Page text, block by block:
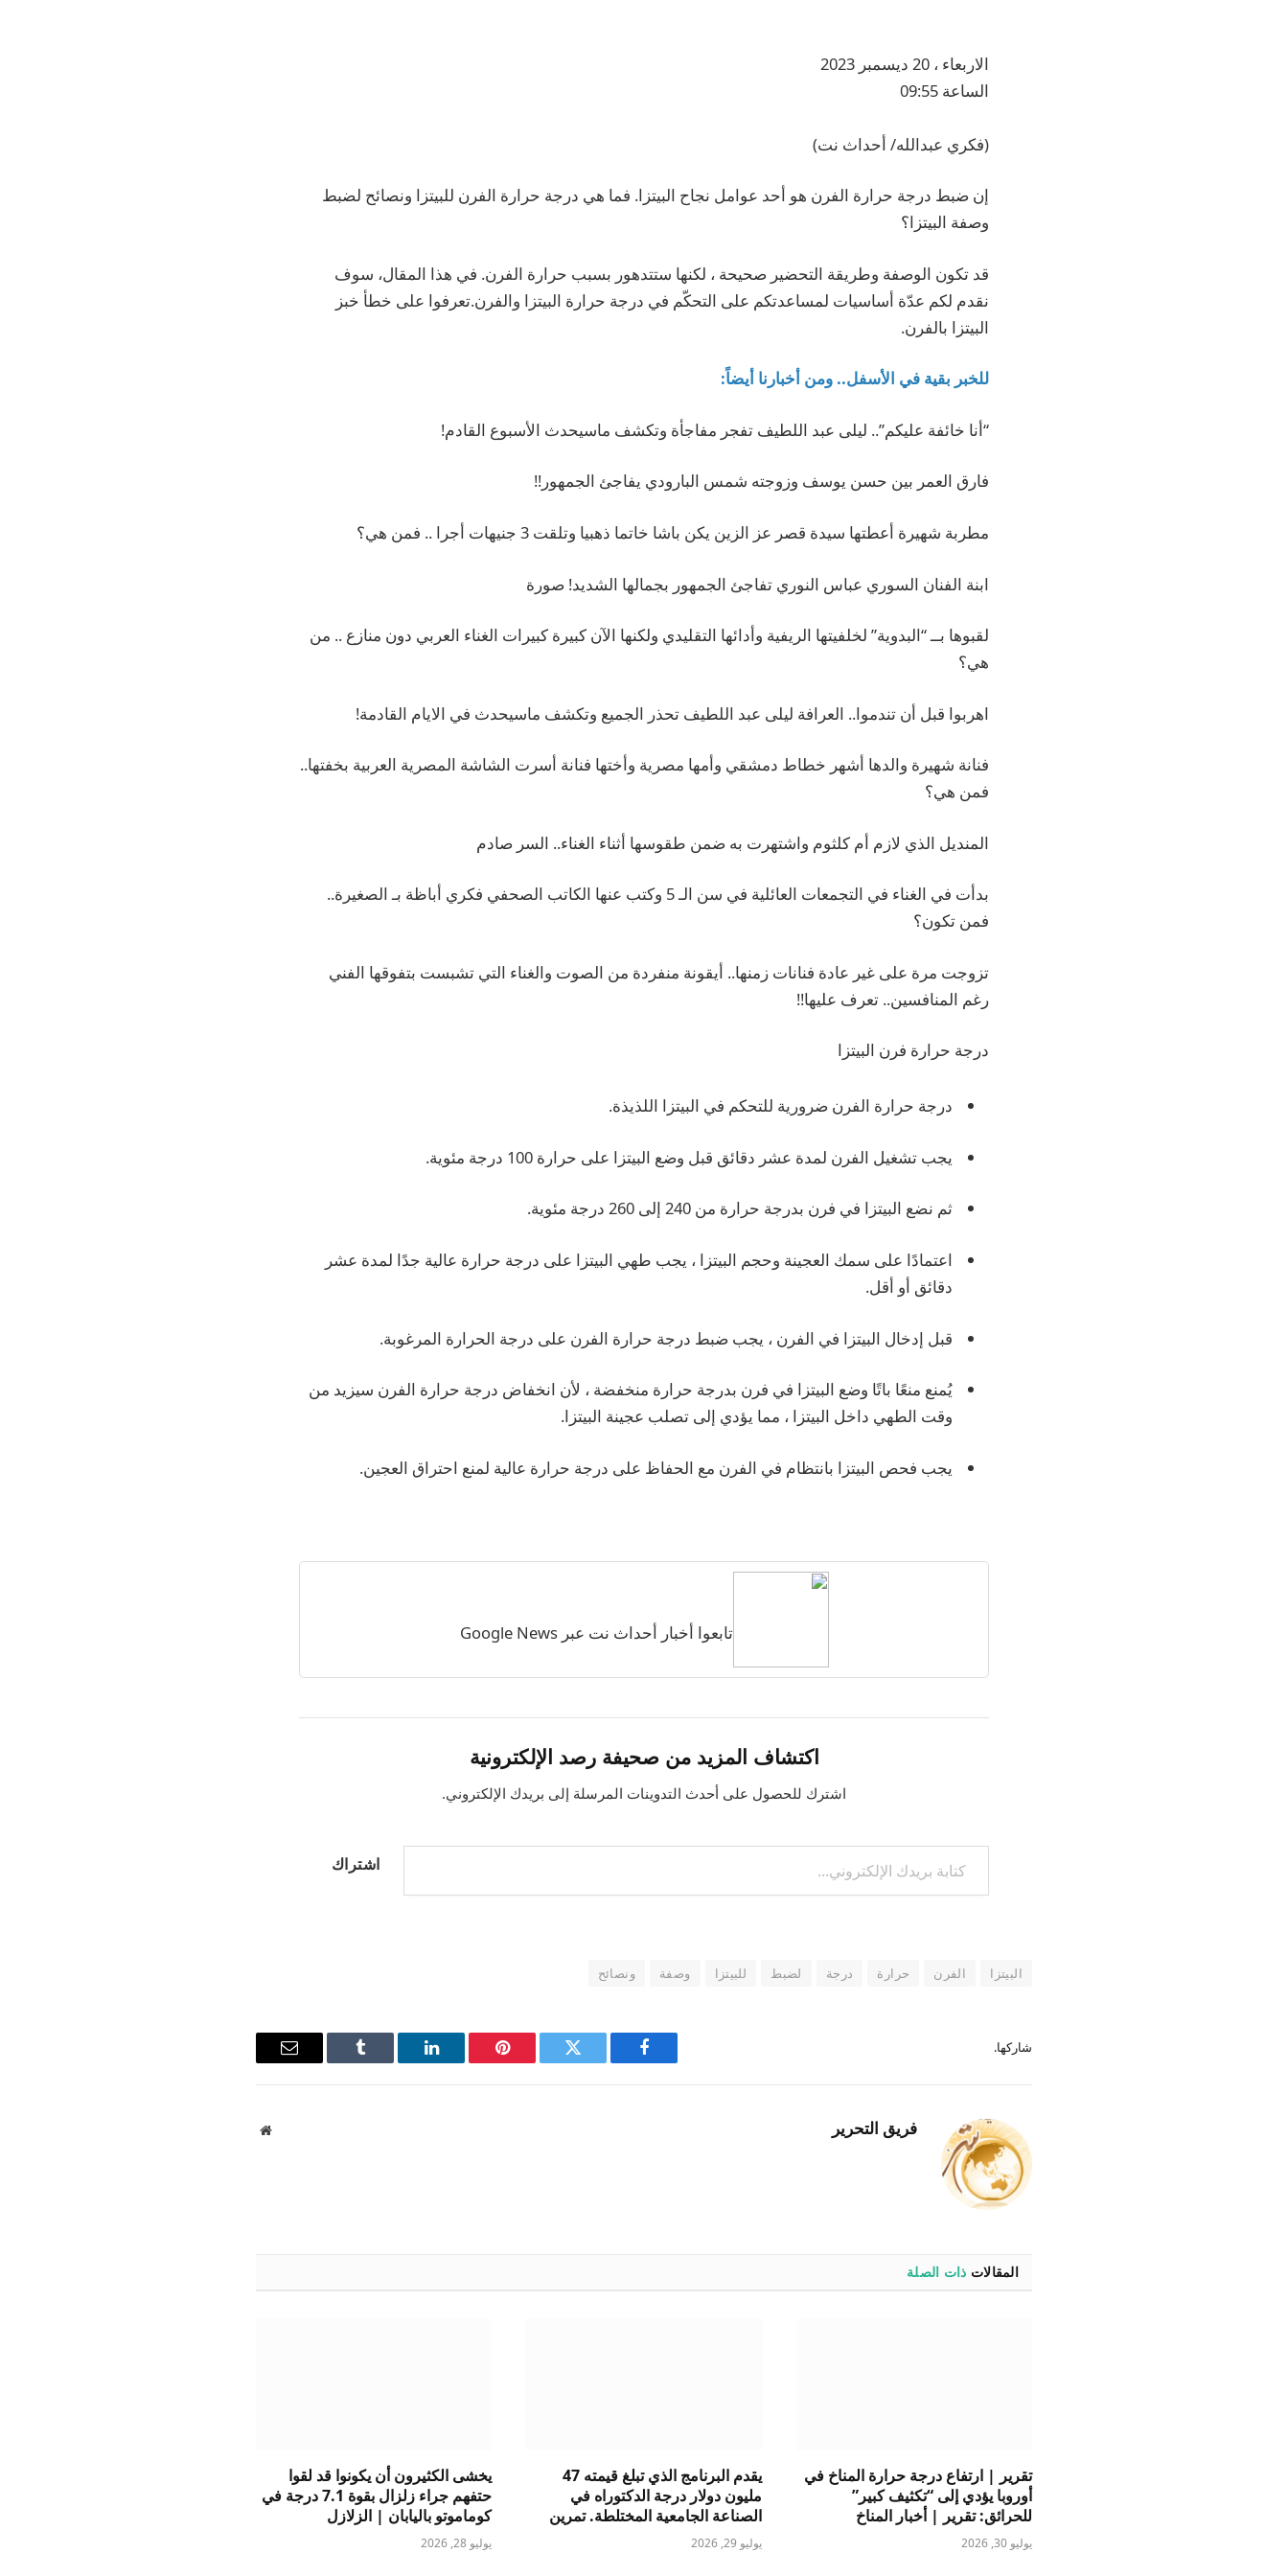
الاربعاء ، 20 ديسمبر 2023
الساعة 09:55
(فكري عبدالله/ أحداث نت)
إن ضبط درجة حرارة الفرن هو أحد عوامل نجاح البيتزا. فما هي درجة حرارة الفرن للبيتزا ونصائح لضبط
وصفة البيتزا؟
قد تكون الوصفة وطريقة التحضير صحيحة ، لكنها ستتدهور بسبب حرارة الفرن. في هذا المقال، سوف
نقدم لكم عدّة أساسيات لمساعدتكم على التحكّم في درجة حرارة البيتزا والفرن.تعرفوا على خطأ خبز
البيتزا بالفرن.
للخبر بقية في الأسفل.. ومن أخبارنا أيضاً:
“أنا خائفة عليكم”.. ليلى عبد اللطيف تفجر مفاجأة وتكشف ماسيحدث الأسبوع القادم!
فارق العمر بين حسن يوسف وزوجته شمس البارودي يفاجئ الجمهور!!
مطربة شهيرة أعطتها سيدة قصر عز الزين يكن باشا خاتما ذهبيا وتلقت 3 جنيهات أجرا .. فمن هي؟
ابنة الفنان السوري عباس النوري تفاجئ الجمهور بجمالها الشديد! صورة
لقبوها بــ “البدوية” لخلفيتها الريفية وأدائها التقليدي ولكنها الآن كبيرة كبيرات الغناء العربي دون منازع .. من
هي؟
اهربوا قبل أن تندموا.. العرافة ليلى عبد اللطيف تحذر الجميع وتكشف ماسيحدث في الايام القادمة!
فنانة شهيرة والدها أشهر خطاط دمشقي وأمها مصرية وأختها فنانة أسرت الشاشة المصرية العربية بخفتها..
فمن هي؟
المنديل الذي لازم أم كلثوم واشتهرت به ضمن طقوسها أثناء الغناء.. السر صادم
بدأت في الغناء في التجمعات العائلية في سن الـ 5 وكتب عنها الكاتب الصحفي فكري أباظة بـ الصغيرة..
فمن تكون؟
تزوجت مرة على غير عادة فنانات زمنها.. أيقونة منفردة من الصوت والغناء التي تشبست بتفوقها الفني
رغم المنافسين.. تعرف عليها!!
درجة حرارة فرن البيتزا
درجة حرارة الفرن ضرورية للتحكم في البيتزا اللذيذة.
يجب تشغيل الفرن لمدة عشر دقائق قبل وضع البيتزا على حرارة 100 درجة مئوية.
ثم نضع البيتزا في فرن بدرجة حرارة من 240 إلى 260 درجة مئوية.
اعتمادًا على سمك العجينة وحجم البيتزا ، يجب طهي البيتزا على درجة حرارة عالية جدًا لمدة عشر
دقائق أو أقل.
قبل إدخال البيتزا في الفرن ، يجب ضبط درجة حرارة الفرن على درجة الحرارة المرغوبة.
يُمنع منعًا باتًا وضع البيتزا في فرن بدرجة حرارة منخفضة ، لأن انخفاض درجة حرارة الفرن سيزيد من
وقت الطهي داخل البيتزا ، مما يؤدي إلى تصلب عجينة البيتزا.
يجب فحص البيتزا بانتظام في الفرن مع الحفاظ على درجة حرارة عالية لمنع احتراق العجين.
تابعوا أخبار أحداث نت عبر Google News
اكتشاف المزيد من صحيفة رصد الإلكترونية
اشترك للحصول على أحدث التدوينات المرسلة إلى بريدك الإلكتروني.
كتابة بريدك الإلكتروني...
اشتراك
البيتزا الفرن حرارة درجة لضبط للبيتزا وصفة ونصائح
شاركها.
فيسبوك
تويتر بينتيريستلينكدإن Tumblr
البريد
فريق التحرير
موقع
المقالات ذات الصلة
تقرير | ارتفاع درجة حرارة المناخ في
أوروبا يؤدي إلى “تكثيف كبير”
للحرائق: تقرير | أخبار المناخ
يوليو 30, 2026
يقدم البرنامج الذي تبلغ قيمته 47
مليون دولار درجة الدكتوراه في
الصناعة الجامعية المختلطة. تمرين
يوليو 29, 2026
يخشى الكثيرون أن يكونوا قد لقوا
حتفهم جراء زلزال بقوة 7.1 درجة في
كوماموتو باليابان | الزلازل
يوليو 28, 2026